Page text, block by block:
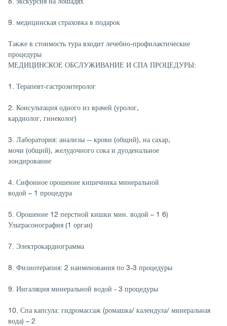
9. медицинская страховка в подарок
Также в стоимость тура входит лечебно-профилактические
процедуры
МЕДИЦИНСКОЕ ОБСЛУЖИВАНИЕ И СПА ПРОЦЕДУРЫ:
1. Терапевт-гастроэнтеролог
2. Консультация одного из врачей (уролог,
кардиолог, гинеколог)
3. Лаборатория: анализы -- крови (общий), на сахар,
мочи (общий), желудочного сока и дуоденальное
зондирование
4. Сифонное орошение кишечника минеральной
водой – 1 процедура
5. Орошение 12 перстной кишки мин. водой – 1 6)
Ультрасонография (1 орган)
7. Электрокардиограмма
8. Физиотерапия: 2 наименования по 3-3 процедуры
9. Ингаляция минеральной водой - 3 процедуры
10. Спа капсула: гидромассаж (ромашка/ календула/ минеральная
вода) – 2